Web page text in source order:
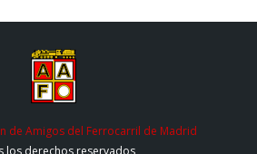
de Amigos del Ferrocarril de Madrid
los derechos reservados